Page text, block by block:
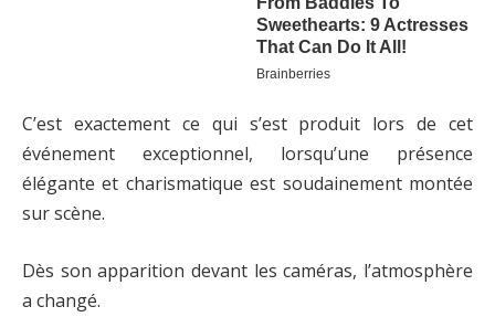
C’est exactement ce qui s’est produit lors de cet
événement exceptionnel, lorsqu’une présence
élégante et charismatique est soudainement montée
sur scène.
Dès son apparition devant les caméras, l’atmosphère
a changé.